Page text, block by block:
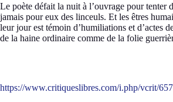
Le poète défait la nuit à l’ouvrage pour tenter
jamais pour eux des linceuls. Et les êtres
leur jour est témoin d’humiliations et d’actes
de la haine ordinaire comme de la folie
https://www.critiqueslibres.com/i.php/vcrit/